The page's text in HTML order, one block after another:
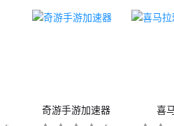
奇游手游加速器 喜